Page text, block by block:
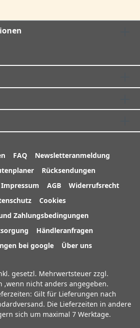
FAQ
Newsletteranmeldung
Rücksendungen
Impressum AGB
Widerrufsrecht
Cookies
Zahlungsbedingungen
Händleranfragen
bei google
Über uns
gesetzl. Mehrwertsteuer zzgl.
,wenn nicht anders angegeben.
Gilt für Lieferungen nach
Die Lieferzeiten in andere
sich um maximal 7 Werktage.